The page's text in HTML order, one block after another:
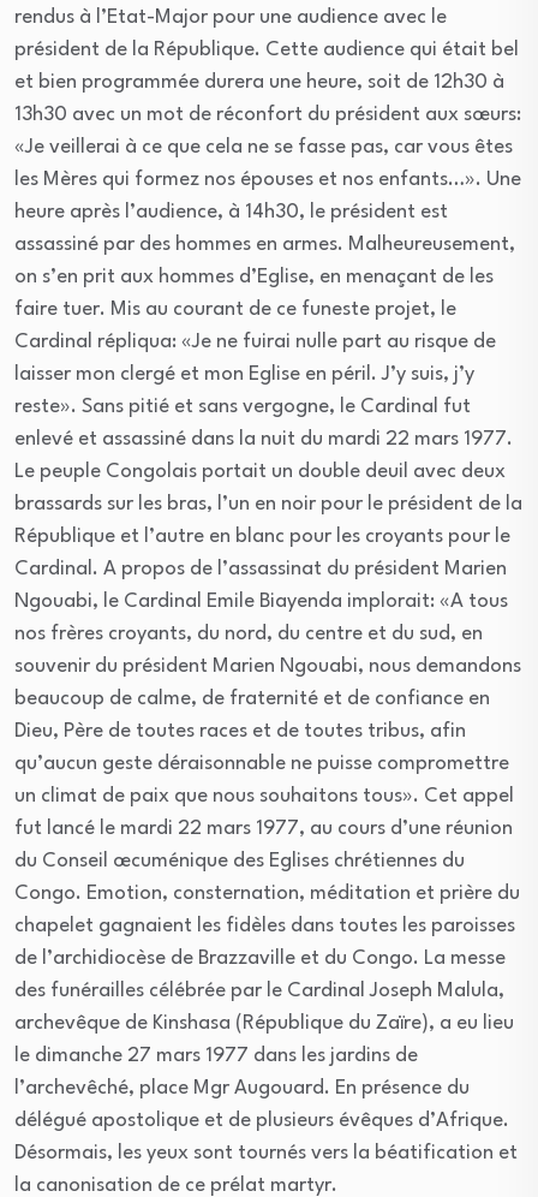
rendus à l’Etat-Major pour une audience avec le
président de la République. Cette audience qui était bel
et bien programmée durera une heure, soit de 12h30 à
13h30 avec un mot de réconfort du président aux sœurs:
«Je veillerai à ce que cela ne se fasse pas, car vous êtes
les Mères qui formez nos épouses et nos enfants…». Une
heure après l’audience, à 14h30, le président est
assassiné par des hommes en armes. Malheureusement,
on s’en prit aux hommes d’Eglise, en menaçant de les
faire tuer. Mis au courant de ce funeste projet, le
Cardinal répliqua: «Je ne fuirai nulle part au risque de
laisser mon clergé et mon Eglise en péril. J’y suis, j’y
reste». Sans pitié et sans vergogne, le Cardinal fut
enlevé et assassiné dans la nuit du mardi 22 mars 1977.
Le peuple Congolais portait un double deuil avec deux
brassards sur les bras, l’un en noir pour le président de la
République et l’autre en blanc pour les croyants pour le
Cardinal. A propos de l’assassinat du président Marien
Ngouabi, le Cardinal Emile Biayenda implorait: «A tous
nos frères croyants, du nord, du centre et du sud, en
souvenir du président Marien Ngouabi, nous demandons
beaucoup de calme, de fraternité et de confiance en
Dieu, Père de toutes races et de toutes tribus, afin
qu’aucun geste déraisonnable ne puisse compromettre
un climat de paix que nous souhaitons tous». Cet appel
fut lancé le mardi 22 mars 1977, au cours d’une réunion
du Conseil œcuménique des Eglises chrétiennes du
Congo. Emotion, consternation, méditation et prière du
chapelet gagnaient les fidèles dans toutes les paroisses
de l’archidiocèse de Brazzaville et du Congo. La messe
des funérailles célébrée par le Cardinal Joseph Malula,
archevêque de Kinshasa (République du Zaïre), a eu lieu
le dimanche 27 mars 1977 dans les jardins de
l’archevêché, place Mgr Augouard. En présence du
délégué apostolique et de plusieurs évêques d’Afrique.
Désormais, les yeux sont tournés vers la béatification et
la canonisation de ce prélat martyr.